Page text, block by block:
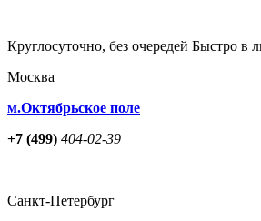
Круглосуточно, без очередей Быстро в
Москва
м.Октябрьское поле
+7 (499) 404-02-39
Санкт-Петербург